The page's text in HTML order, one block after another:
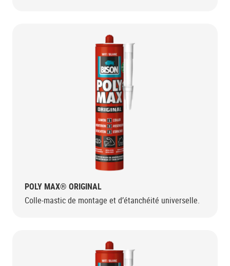
POLY MAX® ORIGINAL
Colle-mastic de montage et d’étanchéité universelle.